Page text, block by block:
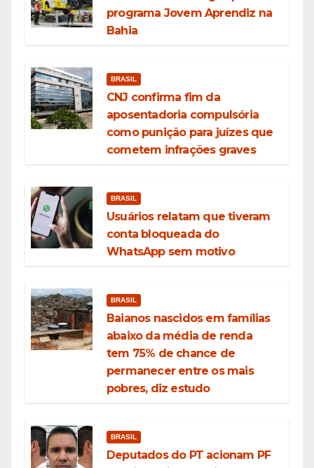
programa Jovem Aprendiz na
Bahia
BRASIL
CNJ confirma fim da
aposentadoria compulsória
como punição para juízes que
cometem infrações graves
BRASIL
Usuários relatam que tiveram
conta bloqueada do
WhatsApp sem motivo
BRASIL
Baianos nascidos em famílias
abaixo da média de renda
tem 75% de chance de
permanecer entre os mais
pobres, diz estudo
BRASIL
Deputados do PT acionam PF